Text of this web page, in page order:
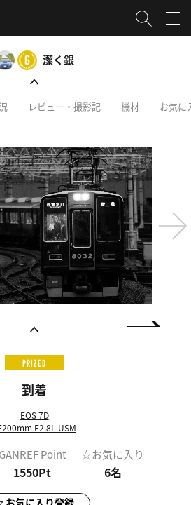
潔く銀
レビュー・撮影記 機材 お気に
PRIZED
到着
EOS 7D
F2.8L USM
GANREF Point
1550Pt
☆お気に入り
6名
お気に入り登録